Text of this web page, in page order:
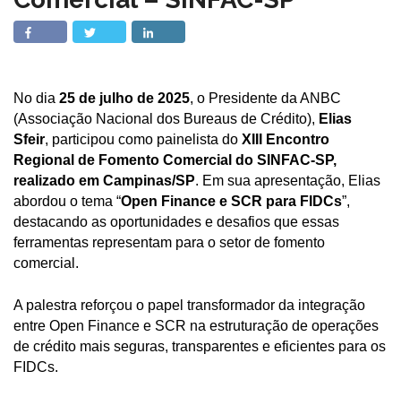
No dia 25 de julho de 2025, o Presidente da ANBC
(Associação Nacional dos Bureaus de Crédito), Elias
Sfeir, participou como painelista do XIII Encontro
Regional de Fomento Comercial do SINFAC-SP,
realizado em Campinas/SP. Em sua apresentação, Elias
abordou o tema “Open Finance e SCR para FIDCs”,
destacando as oportunidades e desafios que essas
ferramentas representam para o setor de fomento
comercial.
A palestra reforçou o papel transformador da integração
entre Open Finance e SCR na estruturação de operações
de crédito mais seguras, transparentes e eficientes para os
FIDCs.